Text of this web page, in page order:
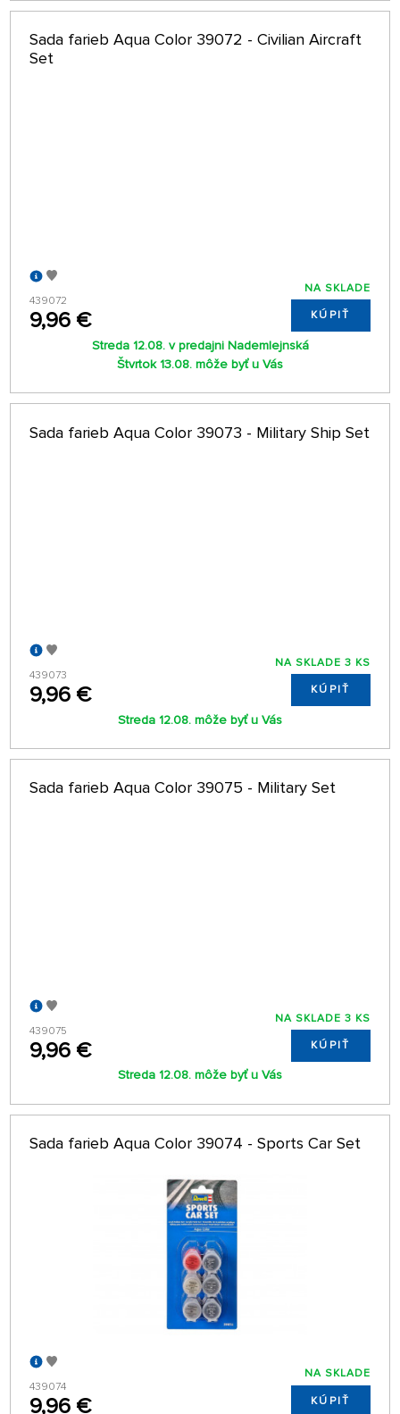
Sada farieb Aqua Color 39072 - Civilian Aircraft
Set
439072
9,96 €
NA SKLADE
KÚPIŤ
Streda 12.08. v predajni Nademlejnská
Štvrtok 13.08. môže byť u Vás
Sada farieb Aqua Color 39073 - Military Ship Set
439073
9,96 €
NA SKLADE 3 KS
KÚPIŤ
Streda 12.08. môže byť u Vás
Sada farieb Aqua Color 39075 - Military Set
439075
9,96 €
NA SKLADE 3 KS
KÚPIŤ
Streda 12.08. môže byť u Vás
Sada farieb Aqua Color 39074 - Sports Car Set
439074
9,96 €
NA SKLADE
KÚPIŤ